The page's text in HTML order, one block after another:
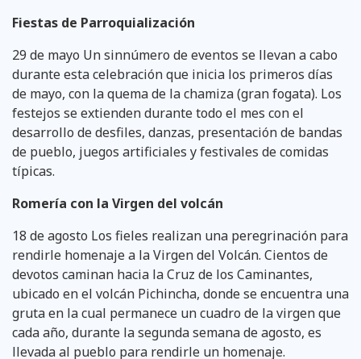
Fiestas de Parroquialización
29 de mayo Un sinnúmero de eventos se llevan a cabo
durante esta celebración que inicia los primeros días
de mayo, con la quema de la chamiza (gran fogata). Los
festejos se extienden durante todo el mes con el
desarrollo de desfiles, danzas, presentación de bandas
de pueblo, juegos artificiales y festivales de comidas
típicas.
Romería con la Virgen del volcán
18 de agosto Los fieles realizan una peregrinación para
rendirle homenaje a la Virgen del Volcán. Cientos de
devotos caminan hacia la Cruz de los Caminantes,
ubicado en el volcán Pichincha, donde se encuentra una
gruta en la cual permanece un cuadro de la virgen que
cada año, durante la segunda semana de agosto, es
llevada al pueblo para rendirle un homenaje.